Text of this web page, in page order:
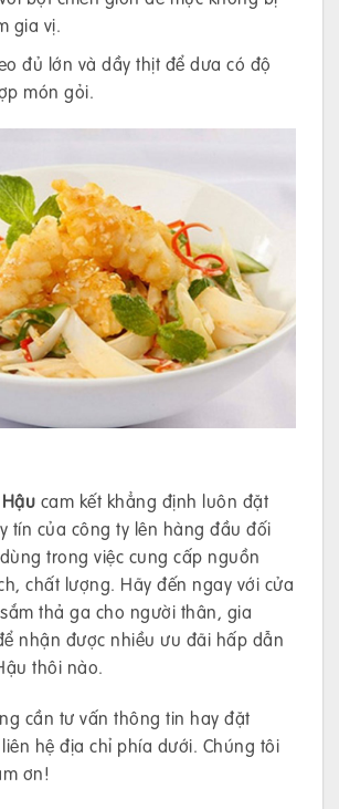
gia vị.
đủ lớn và dầy thịt để dưa có độ
món gỏi.
cam kết khẳng định luôn đặt
tín của công ty lên hàng đầu đối
trong việc cung cấp nguồn
chất lượng. Hãy đến ngay với cửa
thả ga cho người thân, gia
nhận được nhiều ưu đãi hấp dẫn
thôi nào.
cần tư vấn thông tin hay đặt
hệ địa chỉ phía dưới. Chúng tôi
ơn!